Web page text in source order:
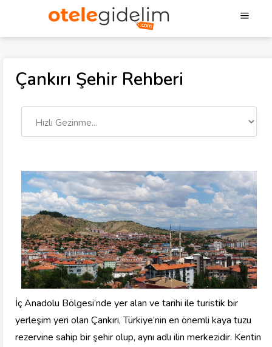
Çankırı Şehir Rehberi
İç Anadolu Bölgesi’nde yer alan ve tarihi ile turistik bir
yerleşim yeri olan Çankırı, Türkiye’nin en önemli kaya tuzu
rezervine sahip bir şehir olup, aynı adlı ilin merkezidir. Kentin